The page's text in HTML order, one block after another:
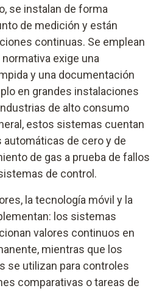
se instalan de forma
de medición y están
continuas. Se emplean
exige una
y una documentación
en grandes instalaciones
de alto consumo
estos sistemas cuentan
de cero y de
de gas a prueba de fallos
de control.
la tecnología móvil y la
los sistemas
valores continuos en
mientras que los
se utilizan para controles
comparativas o tareas de